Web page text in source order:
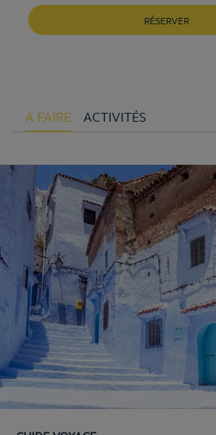
RÉSERVER
A FAIRE ACTIVITÉS